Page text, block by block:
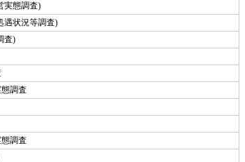
実態調査)
遇状況等調査)
査)
調査
調査